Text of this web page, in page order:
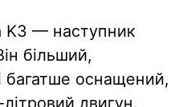
K3 — наступник
більший,
багатше оснащений,
двигун.